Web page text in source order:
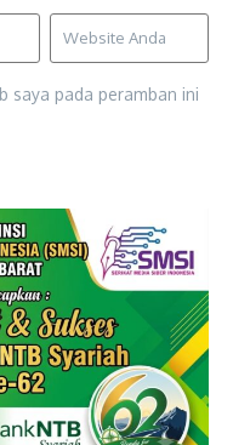
saya pada peramban ini